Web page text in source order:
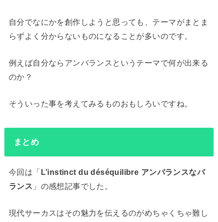
自分でなにかを創作しようと思っても、テーマがまとま
らずよく分からないものになることが多いのです。
例えば自分ならアンバランスというテーマで何が出来る
のか？
そういった事を考えてみるものおもしろいですね。
まとめ
今回は「L’instinct du déséquilibre アンバランスなバ
ランス 」の感想記事でした。
現代サーカスはその魅力を伝えるのがめちゃくちゃ難し